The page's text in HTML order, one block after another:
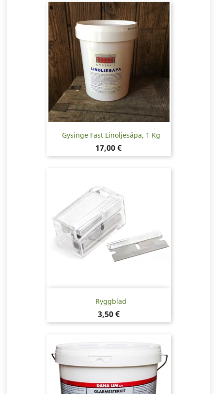
Gysinge Fast Linoljesåpa, 1 Kg
Pris
17,00 €
Ryggblad
Pris
3,50 €